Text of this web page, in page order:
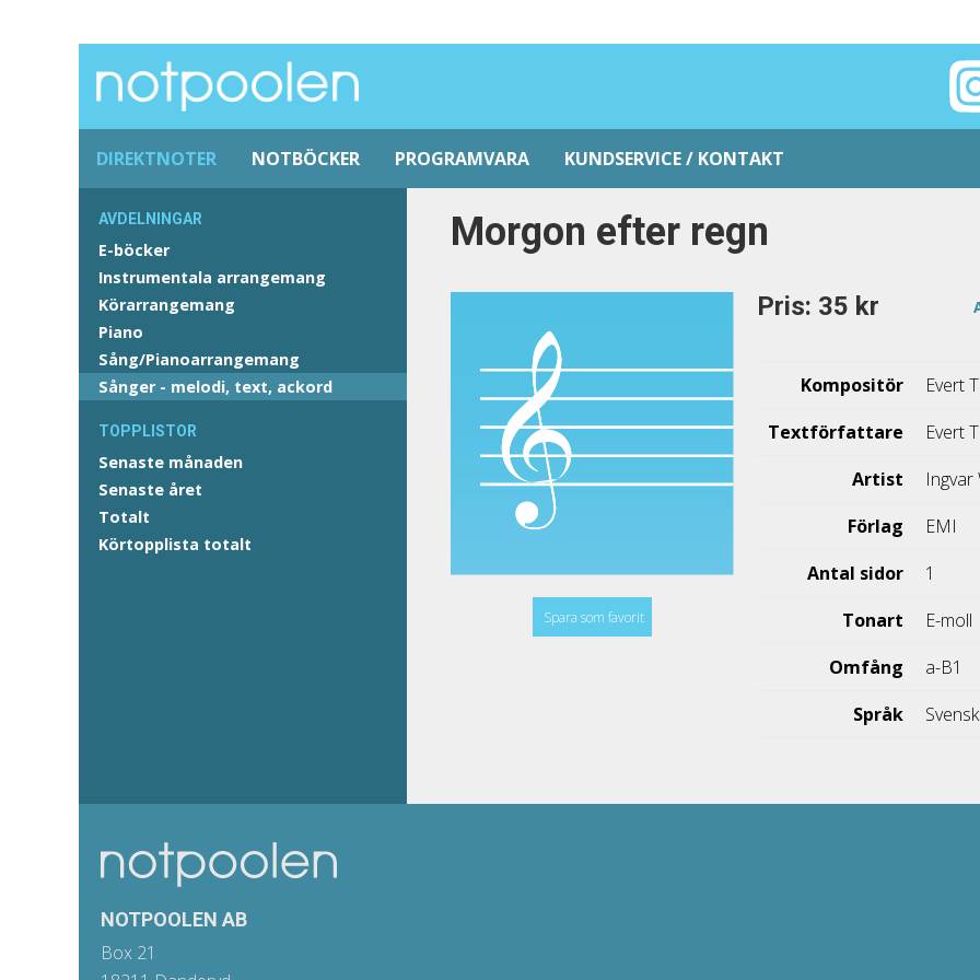
DIREKTNOTER NOTBÖCKER PROGRAMVARA KUNDSERVICE / KONTAKT
AVDELNINGAR
E-böcker
Instrumentala arrangemang
Körarrangemang
Piano
Sång/Pianoarrangemang
Sånger - melodi, text, ackord
TOPPLISTOR
Senaste månaden
Senaste året
Totalt
Körtopplista totalt
Morgon efter regn
Spara som favorit
Pris: 35 kr
Kompositör
Evert
Textförfattare
Evert
Artist
Ingvar
Förlag
EMI
Antal sidor
1
Tonart
E-moll
Omfång
a-B1
Språk
NOTPOOLEN AB
Box 21